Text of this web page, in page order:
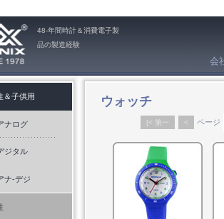
48-年間時計＆消費電子製
品の製造経験
会
＆子供用
ナログ
ジタル
ナ-デジ
ウォッチ
[< 第一 < ページ